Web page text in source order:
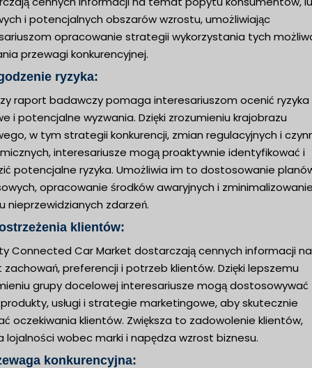
i potencjalnych obszarów wzrostu, umożliwiając
opracowanie strategii wykorzystania tych
przewagi konkurencyjnej.
ryzyka:
raport badawczy pomaga interesariuszom ocenić ryzyka
i potencjalne wyzwania. Dzięki zrozumieniu krajobrazu
w tym strategii konkurencji, zmian regulacyjnych i
interesariusze mogą proaktywnie identyfikować i
potencjalne ryzyka. Umożliwia im to dostosowanie
opracowanie środków awaryjnych i
nieprzewidzianych zdarzeń.
klientów:
Connected Car Market dostarczają cennych informacji na
preferencji i potrzeb klientów. Dzięki lepszemu
grupy docelowej interesariusze mogą dostosowywać
usługi i strategie marketingowe, aby skutecznie
oczekiwania klientów. Zwiększa to zadowolenie klientów,
lojalności wobec marki i napędza wzrost biznesu.
konkurencyjna: